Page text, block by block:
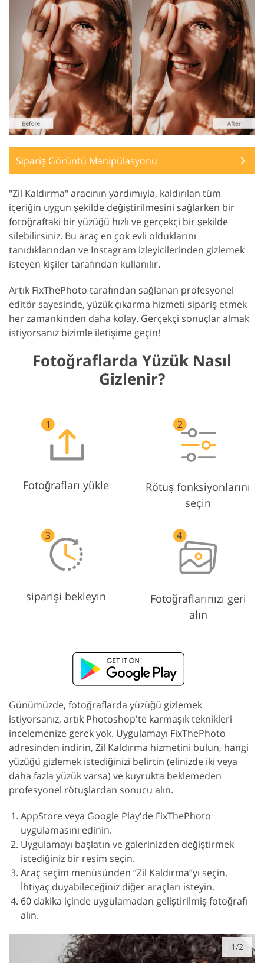
Sipariş Görüntü Manipülasyonu
"Zil Kaldırma" aracının yardımıyla, kaldırılan tüm
içeriğin uygun şekilde değiştirilmesini sağlarken bir
fotoğraftaki bir yüzüğü hızlı ve gerçekçi bir şekilde
silebilirsiniz. Bu araç en çok evli olduklarını
tanıdıklarından ve Instagram izleyicilerinden gizlemek
isteyen kişiler tarafından kullanılır.
Artık FixThePhoto tarafından sağlanan profesyonel
editör sayesinde, yüzük çıkarma hizmeti sipariş etmek
her zamankinden daha kolay. Gerçekçi sonuçlar almak
istiyorsanız bizimle iletişime geçin!
Fotoğraflarda Yüzük Nasıl
Gizlenir?
Fotoğrafları yükle
Rötuş fonksiyonlarını
seçin
siparişi bekleyin
Fotoğraflarınızı geri
alın
Günümüzde, fotoğraflarda yüzüğü gizlemek
istiyorsanız, artık Photoshop'te karmaşık teknikleri
incelemenize gerek yok. Uygulamayı FixThePhoto
adresinden indirin, Zil Kaldırma hizmetini bulun, hangi
yüzüğü gizlemek istediğinizi belirtin (elinizde iki veya
daha fazla yüzük varsa) ve kuyrukta beklemeden
profesyonel rötuşlardan sonucu alın.
AppStore veya Google Play'de FixThePhoto
uygulamasını edinin.
Uygulamayı başlatın ve galerinizden değiştirmek
istediğiniz bir resim seçin.
Araç seçim menüsünden “Zil Kaldırma”yı seçin.
İhtiyaç duyabileceğiniz diğer araçları isteyin.
60 dakika içinde uygulamadan geliştirilmiş fotoğrafı
alın.
1/2